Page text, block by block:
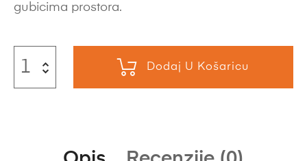
gubicima prostora.
Dodaj U Košaricu